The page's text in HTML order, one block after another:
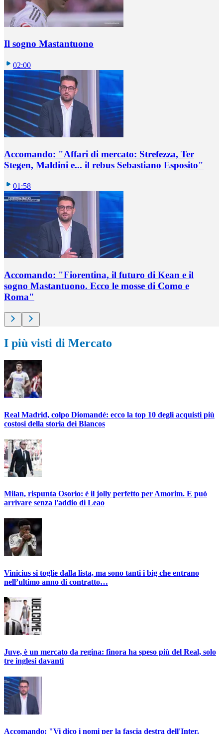
Il sogno Mastantuono
02:00
Accomando: "Affari di mercato: Strefezza, Ter
Stegen, Maldini e... il rebus Sebastiano Esposito"
01:58
Accomando: "Fiorentina, il futuro di Kean e il
sogno Mastantuono. Ecco le mosse di Como e
Roma"
I più visti di Mercato
Real Madrid, colpo Diomandé: ecco la top 10 degli acquisti più
costosi della storia dei Blancos
Milan, rispunta Osorio: è il jolly perfetto per Amorim. E può
arrivare senza l'addio di Leao
Vinicius si toglie dalla lista, ma sono tanti i big che entrano
nell’ultimo anno di contratto…
Juve, è un mercato da regina: finora ha speso più del Real, solo
tre inglesi davanti
Accomando: "Vi dico i nomi per la fascia destra dell'Inter.